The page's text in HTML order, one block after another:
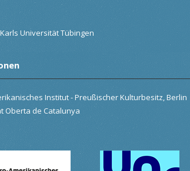
Universität Tübingen
Institut - Preußischer Kulturbesitz, Berlin
Oberta de Catalunya